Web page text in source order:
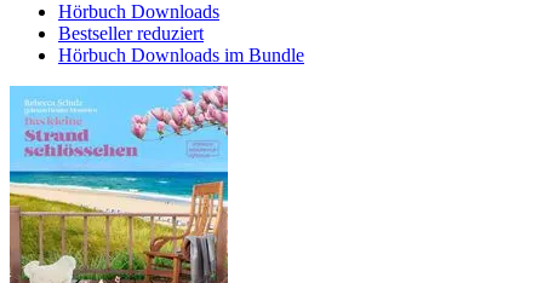
Hörbuch Downloads
Bestseller reduziert
Hörbuch Downloads im Bundle